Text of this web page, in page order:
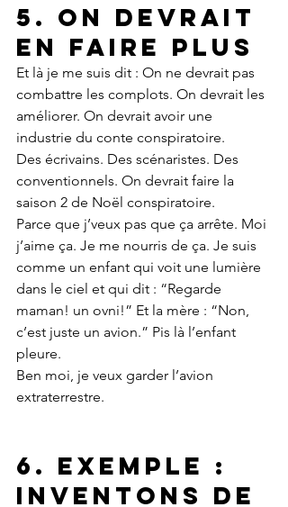
5. On devrait
en faire PLUS
Et là je me suis dit : On ne devrait pas
combattre les complots. On devrait les
améliorer. On devrait avoir une
industrie du conte conspiratoire.
Des écrivains. Des scénaristes. Des
conventionnels. On devrait faire la
saison 2 de Noël conspiratoire.
Parce que j’veux pas que ça arrête. Moi
j’aime ça. Je me nourris de ça. Je suis
comme un enfant qui voit une lumière
dans le ciel et qui dit : “Regarde
maman! un ovni!” Et la mère : “Non,
c’est juste un avion.” Pis là l’enfant
pleure.
Ben moi, je veux garder l’avion
extraterrestre.
6. Exemple :
Inventons de